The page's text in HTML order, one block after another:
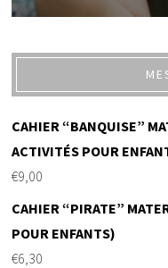
CAHIER “BANQUISE”
ACTIVITÉS POUR
€9,00
CAHIER “PIRATE”
POUR ENFANTS)
€6,30